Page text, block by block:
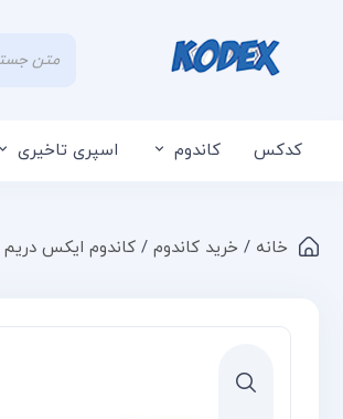
کدکس کاندوم اسپری تاخیری
خانه / خرید کاندوم / کاندوم ایکس دریم